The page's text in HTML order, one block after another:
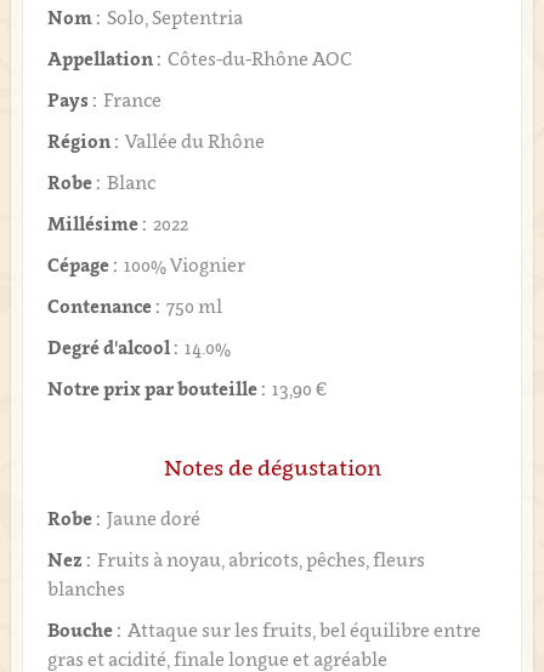
Nom : Solo, Septentria
Appellation : Côtes-du-Rhône AOC
Pays : France
Région : Vallée du Rhône
Robe : Blanc
Millésime : 2022
Cépage : 100% Viognier
Contenance : 750 ml
Degré d'alcool : 14.0%
Notre prix par bouteille : 13,90 €
Notes de dégustation
Robe : Jaune doré
Nez : Fruits à noyau, abricots, pêches, fleurs
blanches
Bouche : Attaque sur les fruits, bel équilibre entre
gras et acidité, finale longue et agréable